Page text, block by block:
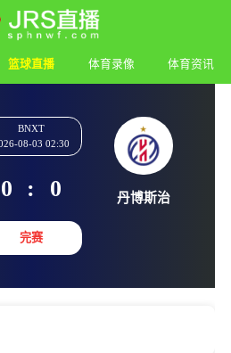
篮球直播 体育录像 体育资讯
BNXT
0 :
完赛